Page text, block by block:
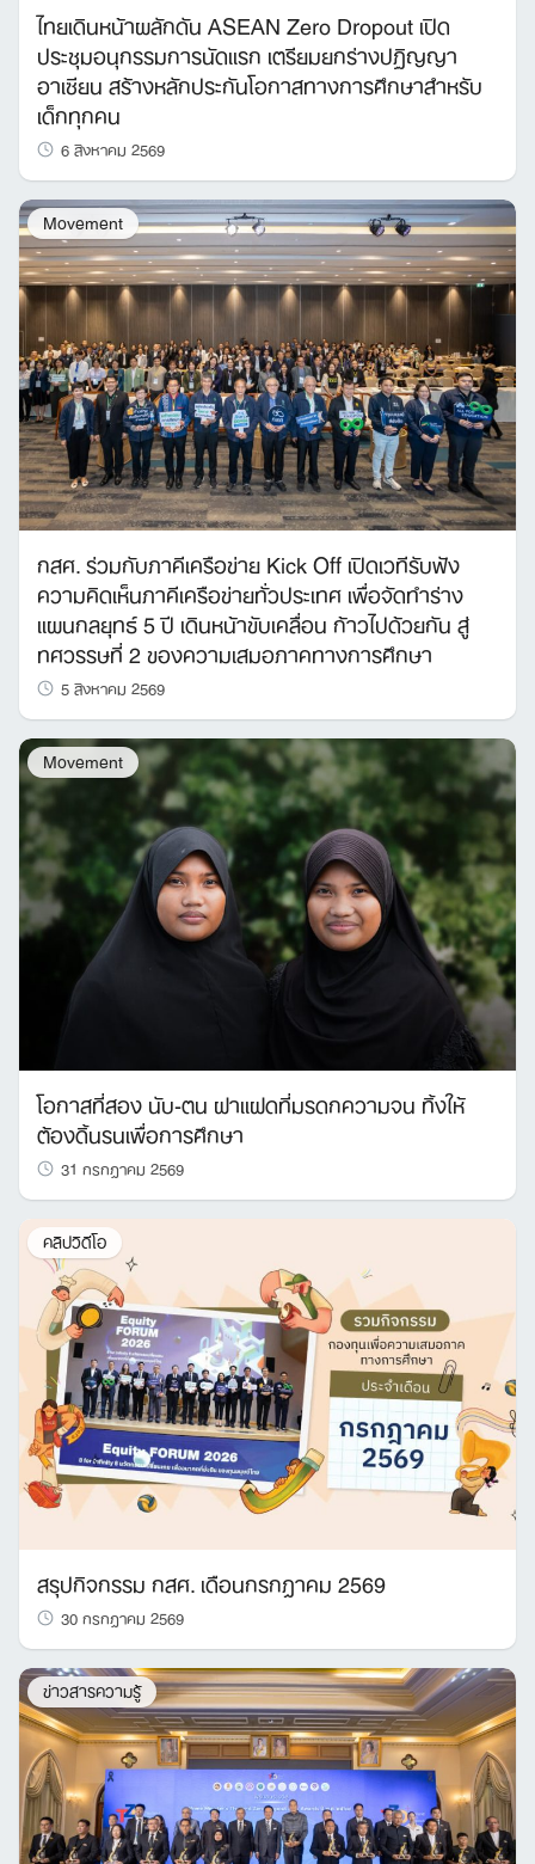
ไทยเดินหน้าผลักดัน ASEAN Zero Dropout เปิด
ประชุมอนุกรรมการนัดแรก เตรียมยกร่างปฏิญญา
อาเซียน สร้างหลักประกันโอกาสทางการศึกษาสำหรับ
เด็กทุกคน
6 สิงหาคม 2569
Movement
กสศ. ร่วมกับภาคีเครือข่าย Kick Off เปิดเวทีรับฟัง
ความคิดเห็นภาคีเครือข่ายทั่วประเทศ เพื่อจัดทำร่าง
แผนกลยุทธ์ 5 ปี เดินหน้าขับเคลื่อน ก้าวไปด้วยกัน สู่
ทศวรรษที่ 2 ของความเสมอภาคทางการศึกษา
5 สิงหาคม 2569
Movement
โอกาสที่สอง นับ-ตน ฝาแฝดที่มรดกความจน ทิ้งให้
ต้องดิ้นรนเพื่อการศึกษา
31 กรกฎาคม 2569
คลิปวิดีโอ
สรุปกิจกรรม กสศ. เดือนกรกฎาคม 2569
30 กรกฎาคม 2569
ข่าวสารความรู้